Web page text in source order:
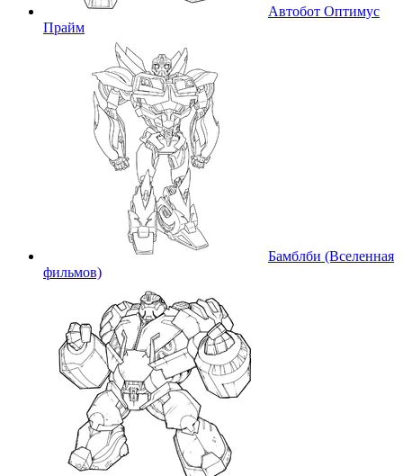
Автобот Оптимус
Прайм
Бамблби (Вселенная
фильмов)